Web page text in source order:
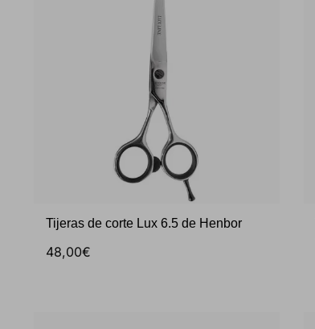
Tijeras de corte Lux 6.5 de Henbor
48,00€